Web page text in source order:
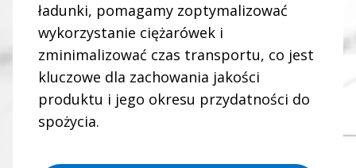
ładunki, pomagamy zoptymalizować
wykorzystanie ciężarówek i
zminimalizować czas transportu, co jest
kluczowe dla zachowania jakości
produktu i jego okresu przydatności do
spożycia.